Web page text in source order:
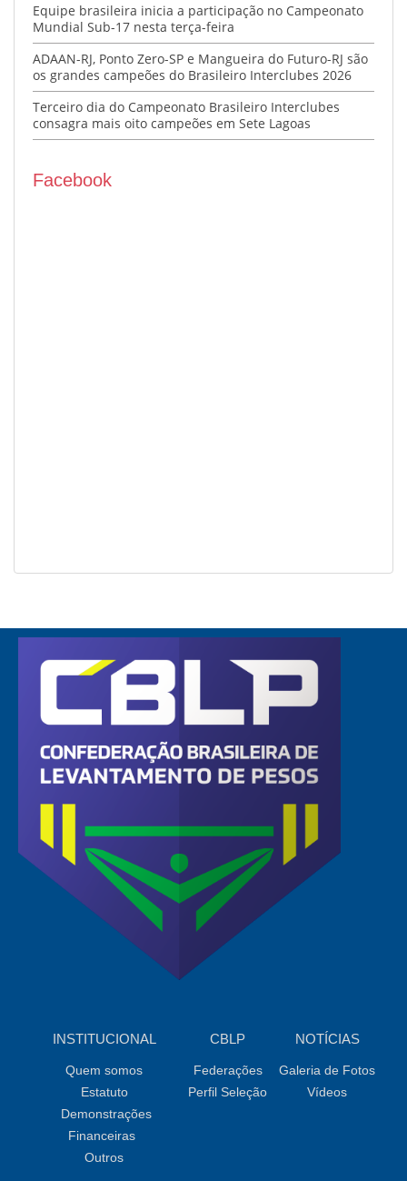
Equipe brasileira inicia a participação no Campeonato
Mundial Sub-17 nesta terça-feira
ADAAN-RJ, Ponto Zero-SP e Mangueira do Futuro-RJ são
os grandes campeões do Brasileiro Interclubes 2026
Terceiro dia do Campeonato Brasileiro Interclubes
consagra mais oito campeões em Sete Lagoas
Facebook
INSTITUCIONAL
Quem somos
Estatuto
Demonstrações
Financeiras
Outros
CBLP
Federações
Perfil Seleção
NOTÍCIAS
Galeria de Fotos
Vídeos